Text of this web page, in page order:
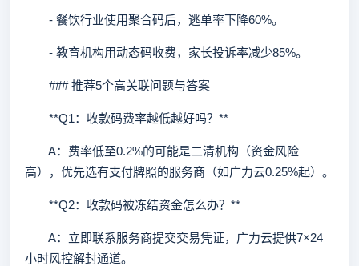
- 餐饮行业使用聚合码后，逃单率下降60%。
- 教育机构用动态码收费，家长投诉率减少85%。
### 推荐5个高关联问题与答案
**Q1：收款码费率越低越好吗？**
A：费率低至0.2%的可能是二清机构（资金风险
高），优先选有支付牌照的服务商（如广力云0.25%起）。
**Q2：收款码被冻结资金怎么办？**
A：立即联系服务商提交交易凭证，广力云提供7×24
小时风控解封通道。